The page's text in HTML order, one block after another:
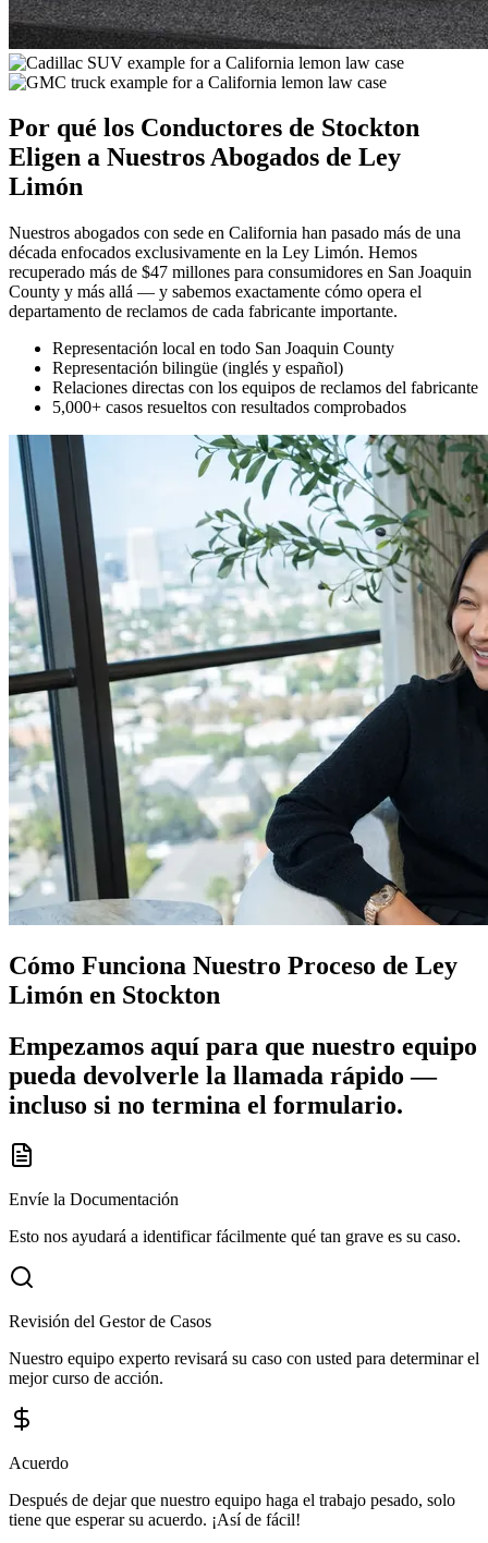
Por qué los Conductores de Stockton
Eligen a NuestrosAbogados de Ley
Limón
Nuestros abogados con sede en California han pasado más de una
década enfocados exclusivamente en la Ley Limón. Hemos
recuperado más de $47 millones para consumidores en San Joaquin
County y más allá — y sabemos exactamente cómo opera el
departamento de reclamos de cada fabricante importante.
Representación local en todo San Joaquin County
Representación bilingüe (inglés y español)
Relaciones directas con los equipos de reclamos del fabricante
5,000+ casos resueltos con resultados comprobados
Cómo Funciona Nuestro Proceso de Ley
Limón en Stockton
Empezamos aquí para que nuestro equipo
pueda devolverle la llamada rápido —
incluso si no termina el formulario.
Envíe la Documentación
Esto nos ayudará a identificar fácilmente qué tan grave es su caso.
Revisión del Gestor de Casos
Nuestro equipo experto revisará su caso con usted para determinar el
mejor curso de acción.
Acuerdo
Después de dejar que nuestro equipo haga el trabajo pesado, solo
tiene que esperar su acuerdo. ¡Así de fácil!